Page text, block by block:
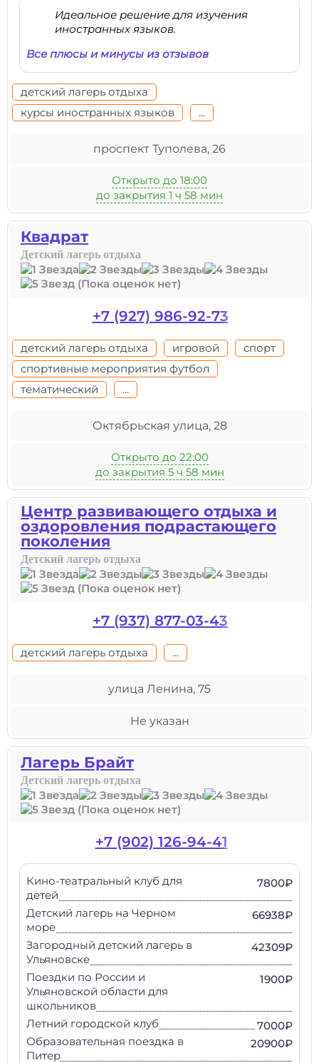
Идеальное решение для изучения
иностранных языков.
Все плюсы и минусы из отзывов
детский лагерь отдыха
курсы иностранных языков
...
проспект Туполева, 26
Открыто до 18:00
до закрытия 1 ч 58 мин
Квадрат
Детский лагерь отдыха
(Пока оценок нет)
+7 (927) 986-92-73
детский лагерь отдыха игровой
спорт
спортивные мероприятия футбол
тематический
...
Октябрьская улица, 28
Открыто до 22:00
до закрытия 5 ч 58 мин
Центр развивающего отдыха и
оздоровления подрастающего
поколения
Детский лагерь отдыха
(Пока оценок нет)
+7 (937) 877-03-43
детский лагерь отдыха ...
улица Ленина, 75
Не указан
Лагерь Брайт
Детский лагерь отдыха
(Пока оценок нет)
+7 (902) 126-94-41
Кино-театральный клуб для
детей
7800₽
Детский лагерь на Черном
море
66938₽
Загородный детский лагерь в
Ульяновске
42309₽
Поездки по России и
Ульяновской области для
школьников
1900₽
Летний городской клуб
7000₽
Образовательная поездка в
Питер
20900₽